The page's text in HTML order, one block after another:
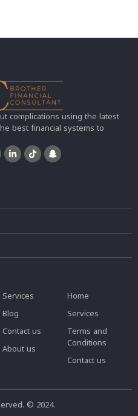
complications using the latest
best financial systems to
Services
Blog
Contact us
About us
Home
Services
Terms and
Conditions
Contact us
© 2024.